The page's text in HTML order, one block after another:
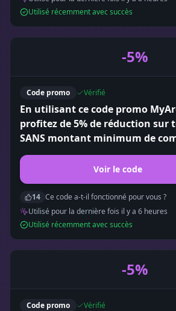
Utilisé récemment avec succès
-5%
Code promo Vérifié
En utilisant ce code promo
profitez de 5% de réduction sur
SANS montant minimum de
Voir le code
14 Ce code a-t-il fonctionné pour vous ?
Utilisé pour la dernière fois il y a 6 heures
Utilisé récemment avec succès
-5%
Code promo Vérifié